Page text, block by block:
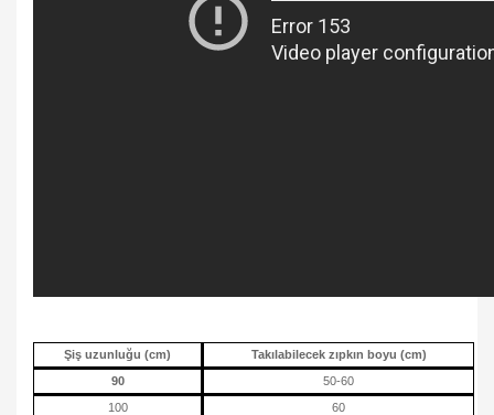
Şiş uzunluğu (cm)
Takılabilecek zıpkın boyu (cm)
90
50-60
100
60